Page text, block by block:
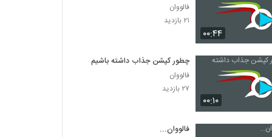
۰۰:۴۴
فالووان
۲۱ بازدید
۰۰:۱۰
چطور کپشن جذاب داشته باشیم
فالووان
۲۷ بازدید
فالووان...